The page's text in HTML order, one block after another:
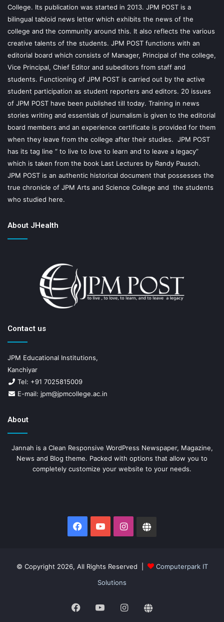
College. Its publication was started in 2013. JPM POST is a
bilingual tabloid news letter which exhibits the news of the
college and the community around this. It also reflects the various
creative talents of the students. JPM POST functions with an
editorial board which consists of Manager, Principal of the college,
Vice Principal, Chief Editor and subeditors from staff and
students. Functioning of JPM POST is carried out by the active
student participation as student reporters and editors. 20 issues
of JPM POST have been published till today. Training in news
stories writing and essentials of journalism is given to the editorial
board members and an experience certificate is provided for them
when they leave from the college after their studies. JPM POST
has its tag line “ to live to love to learn and to leave a legacy”
which is taken from the book Last Lectures by Randy Pausch.
JPM POST is an authentic historical document that possesses the
true chronicle of JPM Arts and Science College and the students
who studied here.
About JHealth
Contact us
JPM Educational Institutions,
Kanchiyar
Tel: +91 7025815009
E-mail: jpm@jpmcollege.ac.in
About
Jannah is a Clean Responsive WordPress Newspaper, Magazine,
News and Blog theme. Packed with options that allow you to
completely customize your website to your needs.
Facebook
YouTubeInstagramWebsite
© Copyright 2026, All Rights Reserved |
Computerpark IT
Solutions
Facebook
YouTubeInstagramWebsite